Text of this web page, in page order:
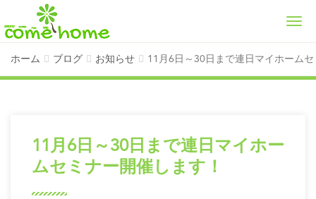
ホーム ブログ お知らせ 11月6日～30日まで連日マイホーム
11月6日～30日まで連日マイホー
ムセミナー開催します！